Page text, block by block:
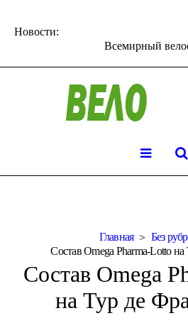
Новости:
Всемирный
Главная
Без
Состав Omega Pharma-Lotto
Состав Omega
на Тур де